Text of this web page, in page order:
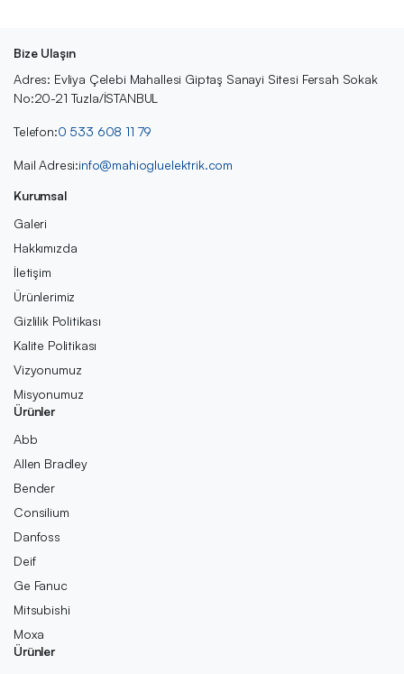
Bize Ulaşın
Adres: Evliya Çelebi Mahallesi Giptaş Sanayi Sitesi Fersah Sokak
No:20-21 Tuzla/İSTANBUL
Telefon:0 533 608 11 79
Mail Adresi:info@mahiogluelektrik.com
Kurumsal
Galeri
Hakkımızda
İletişim
Ürünlerimiz
Gizlilik Politikası
Kalite Politikası
Vizyonumuz
Misyonumuz
Ürünler
Abb
Allen Bradley
Bender
Consilium
Danfoss
Deif
Ge Fanuc
Mitsubishi
Moxa
Ürünler